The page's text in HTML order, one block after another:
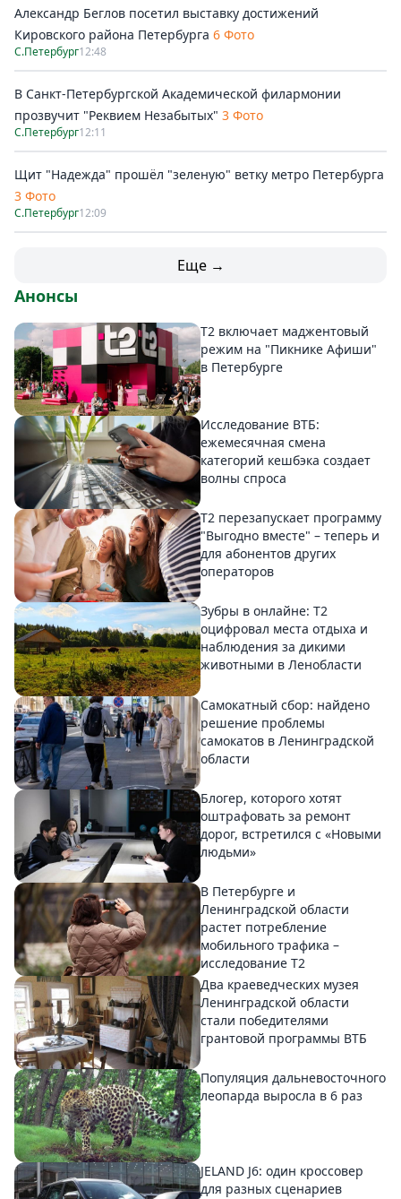
Александр Беглов посетил выставку достижений
Кировского района Петербурга 6 Фото
С.Петербург12:48
В Санкт-Петербургской Академической филармонии
прозвучит "Реквием Незабытых" 3 Фото
С.Петербург12:11
Щит "Надежда" прошёл "зеленую" ветку метро Петербурга
3 Фото
С.Петербург12:09
Еще →
Анонсы
Т2 включает маджентовый
режим на "Пикнике Афиши"
в Петербурге
Исследование ВТБ:
ежемесячная смена
категорий кешбэка создает
волны спроса
Т2 перезапускает программу
"Выгодно вместе" – теперь и
для абонентов других
операторов
Зубры в онлайне: Т2
оцифровал места отдыха и
наблюдения за дикими
животными в Ленобласти
Самокатный сбор: найдено
решение проблемы
самокатов в Ленинградской
области
Блогер, которого хотят
оштрафовать за ремонт
дорог, встретился с «Новыми
людьми»
В Петербурге и
Ленинградской области
растет потребление
мобильного трафика –
исследование T2
Два краеведческих музея
Ленинградской области
стали победителями
грантовой программы ВТБ
Популяция дальневосточного
леопарда выросла в 6 раз
JELAND J6: один кроссовер
для разных сценариев